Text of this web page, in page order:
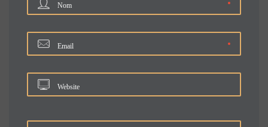
Nom
Email
Website